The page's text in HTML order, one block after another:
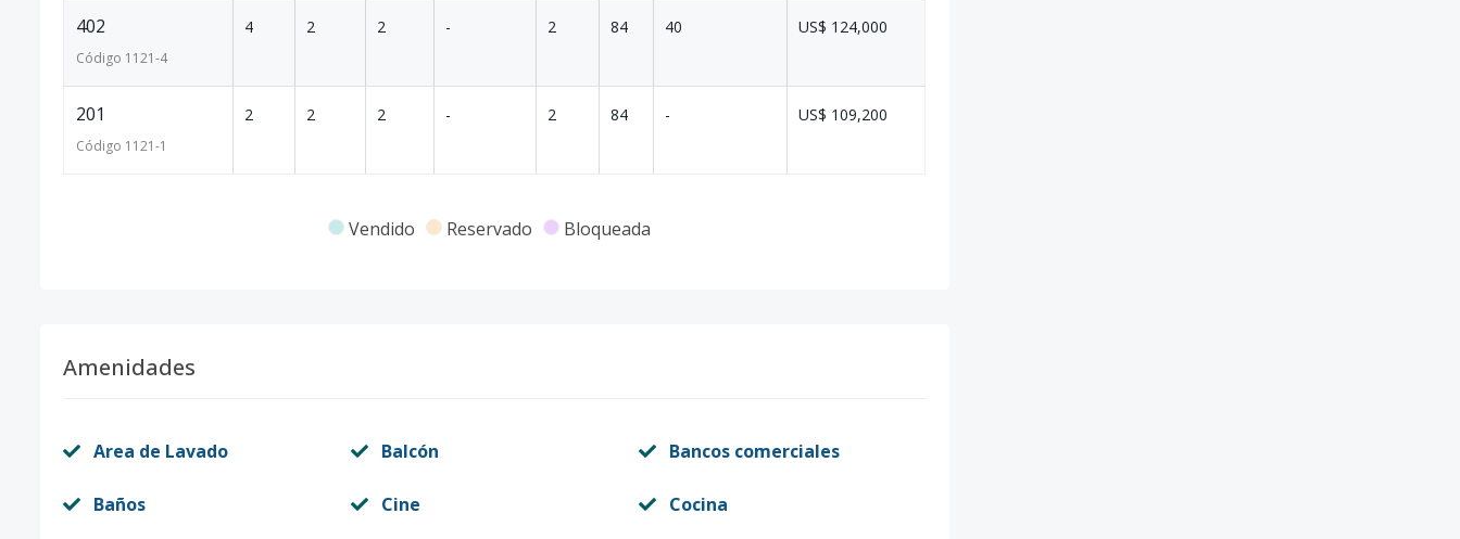
402
Código 1121-4
4 2 2 - 2 84 40 US$ 124,000
201
Código 1121-1
2 2 2 - 2 84 - US$ 109,200
Vendido Reservado Bloqueada
Amenidades
Area de Lavado Balcón Bancos comerciales
Baños Cine Cocina